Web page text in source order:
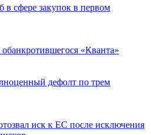
сфере закупок в первом
«Кванта»
дефолт по трем
иск к ЕС после исключения